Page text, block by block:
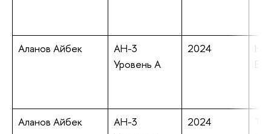
Аланов Айбек
АН-3
Уровень А
2024
Аланов Айбек
АН-3
2024